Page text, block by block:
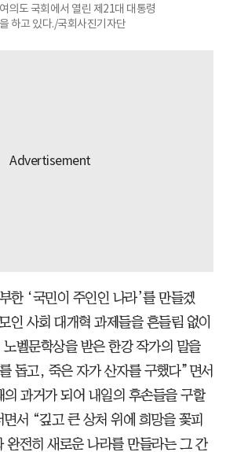
의도 국회에서 열린 제21대 대통령
하고 있다./국회사진기자단
한 ‘국민이 주인인 나라’를 만들겠
인 사회 대개혁 과제들을 흔들림 없이
벨문학상을 받은 한강 작가의 말을
돕고, 죽은 자가 산자를 구했다”면서
과거가 되어 내일의 후손들을 구할
서 “깊고 큰 상처 위에 희망을 꽃피
완전히 새로운 나라를 만들라는 그 간